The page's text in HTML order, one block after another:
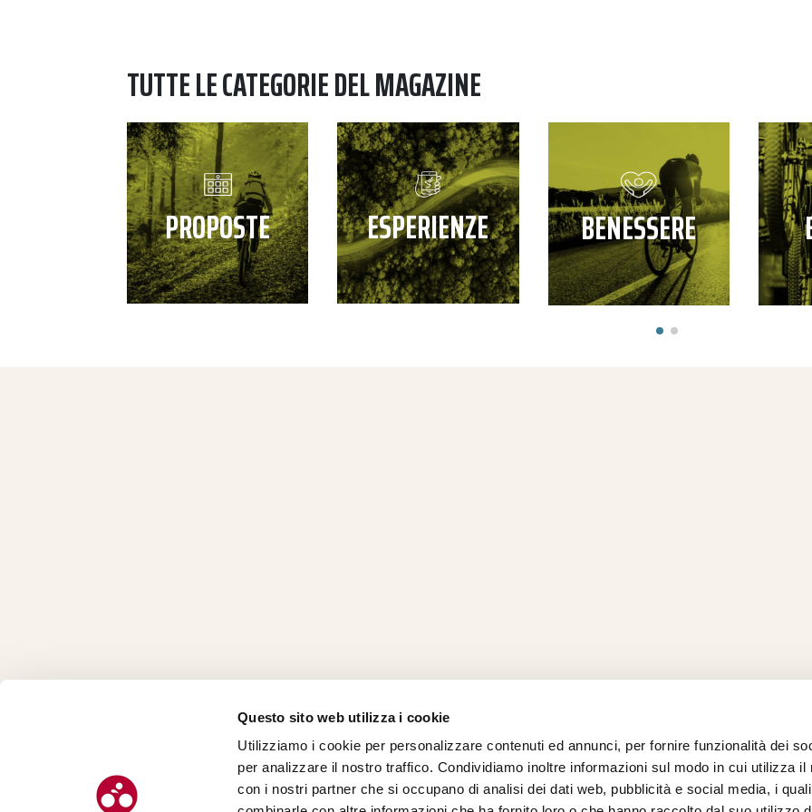
Questo sito web utilizza i cookie
Utilizziamo i cookie per personalizzare contenuti ed annunci, per fornire funzionalità dei
per analizzare il nostro traffico. Condividiamo inoltre informazioni sul modo in cui utilizza il
con i nostri partner che si occupano di analisi dei dati web, pubblicità e social media, i
TUTTE LE CATEGORIE DEL MAGAZINE
PROPOSTE ESPERIENZE BENESSERE
CHI SIAMO
CONTATTI
STRADA
GRAVEL
PROPOSTE
ESPERIENZE
BENESSERE
BIKE LAB
BIKE HOTEL
BIKE ECONOMY